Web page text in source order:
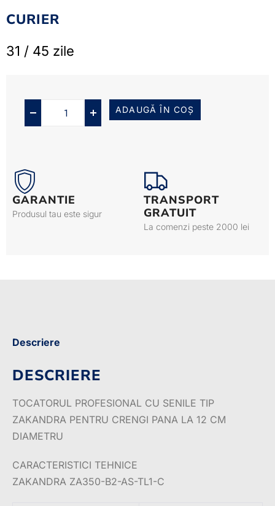
CURIER
31 / 45 zile
ADAUGĂ ÎN COȘ
GARANTIE
Produsul tau este sigur
TRANSPORT
GRATUIT
La comenzi peste 2000 lei
Descriere
DESCRIERE
TOCATORUL PROFESIONAL CU SENILE TIP
ZAKANDRA PENTRU CRENGI PANA LA 12 CM
DIAMETRU
CARACTERISTICI TEHNICE
ZAKANDRA ZA350-B2-AS-TL1-C